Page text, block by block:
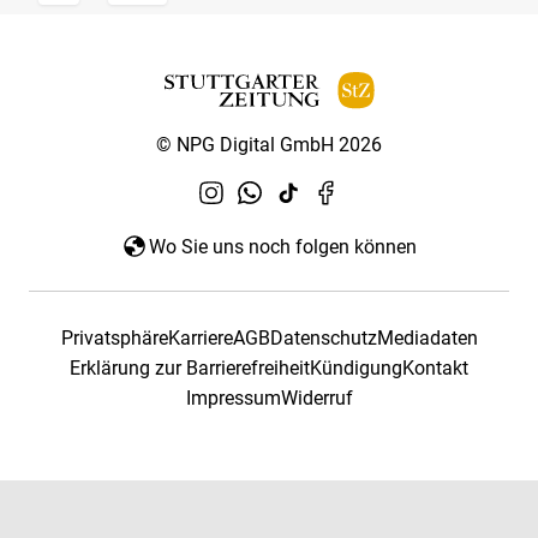
© NPG Digital GmbH 2026
Wo Sie uns noch folgen können
PrivatsphäreKarriereAGBDatenschutzMediadaten
Erklärung zur BarrierefreiheitKündigungKontakt
ImpressumWiderruf